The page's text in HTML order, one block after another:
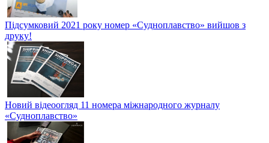
Підсумковий 2021 року номер «Судноплавство» вийшов з
друку!
Новий відеоогляд 11 номера міжнародного журналу
«Судноплавство»